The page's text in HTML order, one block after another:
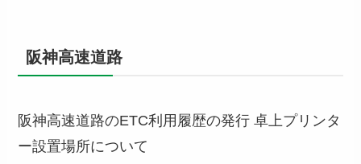
阪神高速道路
阪神高速道路のETC利用履歴の発行 卓上プリンタ
ー設置場所について